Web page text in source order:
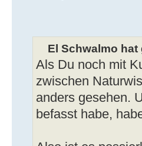
El Schwalmo
Als Du noch mit
zwischen
anders gesehen.
befasst habe,